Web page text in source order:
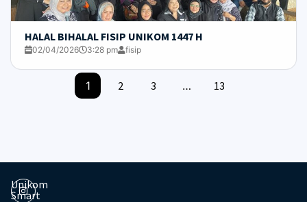
HALAL BIHALAL FISIP UNIKOM 1447 H
02/04/2026 3:28 pm fisip
1 2 3 … 13
Unikom
Smart